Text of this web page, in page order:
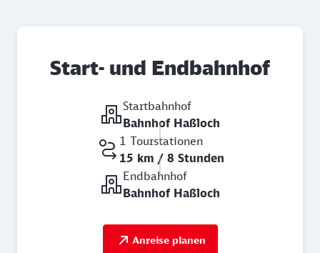
Start- und Endbahnhof
Startbahnhof
Bahnhof Haßloch
1 Tourstationen
15 km / 8 Stunden
Endbahnhof
Bahnhof Haßloch
Anreise planen